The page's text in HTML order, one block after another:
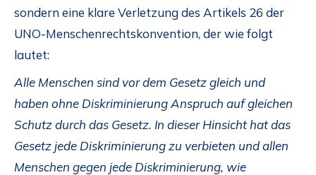
sondern eine klare Verletzung des Artikels 26 der
UNO-Menschenrechtskonvention, der wie folgt
lautet:
Alle Menschen sind vor dem Gesetz gleich und
haben ohne Diskriminierung Anspruch auf gleichen
Schutz durch das Gesetz. In dieser Hinsicht hat das
Gesetz jede Diskriminierung zu verbieten und allen
Menschen gegen jede Diskriminierung, wie